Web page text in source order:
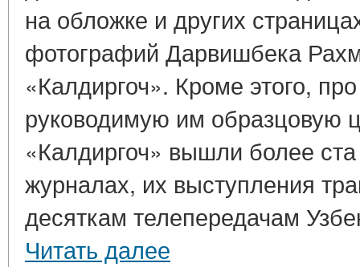
на обложке и других
фотографий Дарвишбека
«Калдиргоч». Кроме этого,
руководимую им образцовую
«Калдиргоч» вышли более ста
журналах, их выступления
десяткам телепередачам
Читать далее